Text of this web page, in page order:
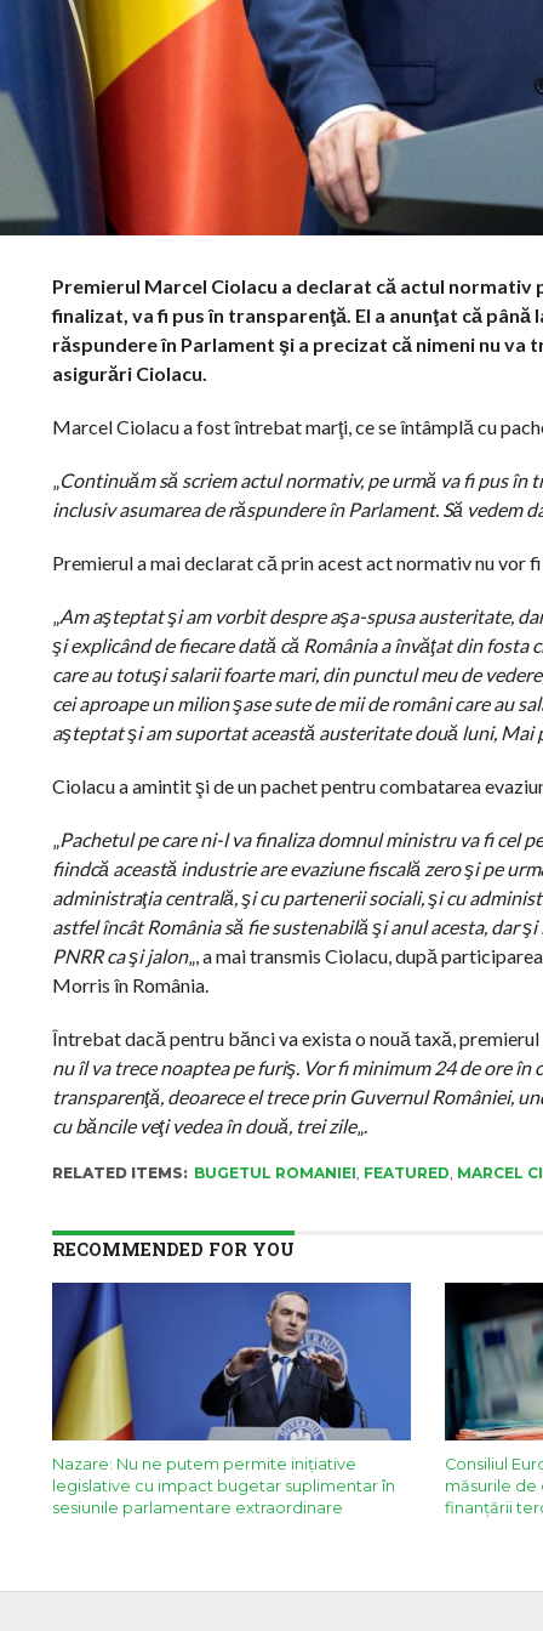
Premierul Marcel Ciolacu a declarat că actul
finalizat, va fi pus în transparenţă. El a anunţat că
răspundere în Parlament şi a precizat că nimeni nu va
asigurări Ciolacu.
Marcel Ciolacu a fost întrebat marţi, ce se întâmplă cu
Continuăm să scriem actul normativ, pe urmă va fi pus
inclusiv asumarea de răspundere în Parlament. Să vedem
Premierul a mai declarat că prin acest act normativ nu vor
Am aşteptat şi am vorbit despre aşa-spusa austeritate,
şi explicând de fiecare dată că România a învăţat din
care au totuşi salarii foarte mari, din punctul meu de
cei aproape un milion şase sute de mii de români care au
aşteptat şi am suportat această austeritate două luni, Mai
Ciolacu a amintit şi de un pachet pentru combatarea
Pachetul pe care ni-l va finaliza domnul ministru va fi cel
fiindcă această industrie are evaziune fiscală zero şi pe
administraţia centrală, şi cu partenerii sociali, şi cu
astfel încât România să fie sustenabilă şi anul acesta, dar
PNRR ca şi jalon„, a mai transmis Ciolacu, după
Morris în România.
Întrebat dacă pentru bănci va exista o nouă taxă, premierul
nu îl va trece noaptea pe furiş. Vor fi minimum 24 de ore în
transparenţă, deoarece el trece prin Guvernul României,
cu băncile veţi vedea în două, trei zile„.
RELATED ITEMS: BUGETUL ROMANIEI FEATURED MARCEL
RECOMMENDED FOR YOU
Nazare: Nu ne putem permite inițiative
legislative cu impact bugetar suplimentar în
sesiunile parlamentare extraordinare
Consiliul
măsurile de
finanțării